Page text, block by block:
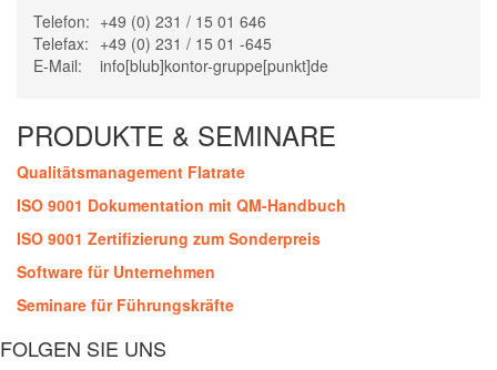
Telefon: +49 (0) 231 / 15 01 646
Telefax: +49 (0) 231 / 15 01 -645
E-Mail:
info[blub]kontor-gruppe[punkt]de
PRODUKTE & SEMINARE
Qualitätsmanagement Flatrate
ISO 9001 Dokumentation mit QM-Handbuch
ISO 9001 Zertifizierung zum Sonderpreis
Software für Unternehmen
Seminare für Führungskräfte
FOLGEN SIE UNS